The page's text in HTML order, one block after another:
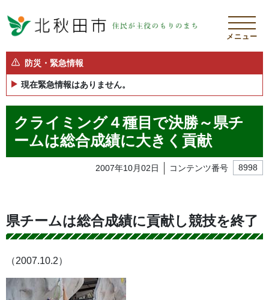
メニュー
防災・緊急情報
現在緊急情報はありません。
クライミング４種目で決勝～県チ
ームは総合成績に大きく貢献
2007年10月02日 コンテンツ番号 8998
県チームは総合成績に貢献し競技を終了
（2007.10.2）